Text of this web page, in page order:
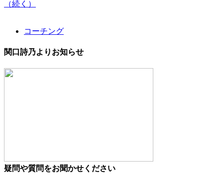
（続く）
コーチング
関口詩乃よりお知らせ
疑問や質問をお聞かせください